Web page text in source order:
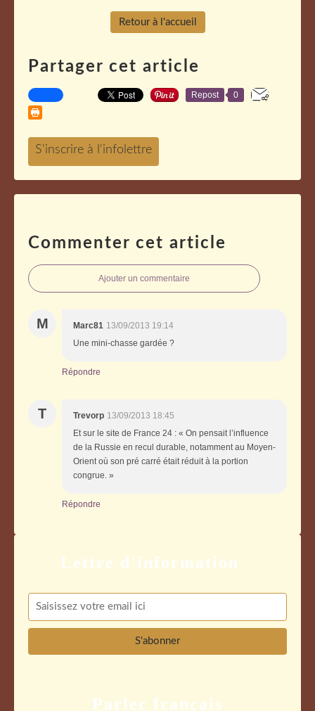
Retour à l'accueil
Partager cet article
Repost 0
Commenter cet article
Ajouter un commentaire
M Marc81 13/09/2013 19:14
Une mini-chasse gardée ?
Répondre
T Trevorp 13/09/2013 18:45
Et sur le site de France 24 : « On pensait l’influence
de la Russie en recul durable, notamment au Moyen-
Orient où son pré carré était réduit à la portion
congrue. »
Répondre
Parler français